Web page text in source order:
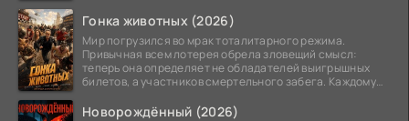
Гонка животных (2026)
Мир погрузился во мрак тоталитарного режима.
Привычная всем лотерея обрела зловещий смысл:
теперь она определяет не обладателей выигрышных
билетов, а участников смертельного забега. Каждому
Новорождённый (2026)